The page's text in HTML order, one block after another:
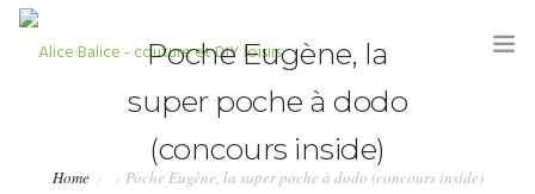
Poche Eugène, la
super poche à dodo
(concours inside)
Home Poche Eugène, la super poche à dodo (concours inside)